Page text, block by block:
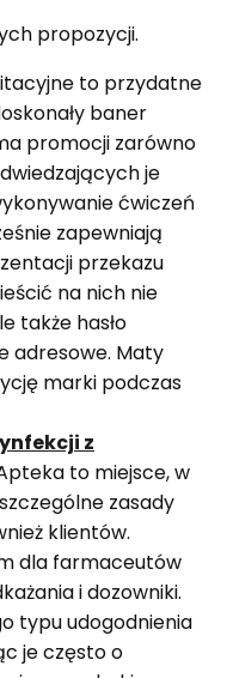
propozycji.
to przydatne
baner
promocji zarówno
je
ćwiczeń
zapewniają
przekazu
na nich nie
także hasło
adresowe. Maty
marki podczas
z
to miejsce, w
zasady
klientów.
dla farmaceutów
i dozowniki.
typu udogodnienia
je często o